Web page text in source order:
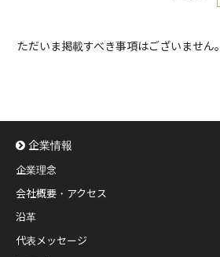
ただいま掲載すべき事項はございません。
企業情報
企業理念
会社概要・アクセス
沿革
代表メッセージ